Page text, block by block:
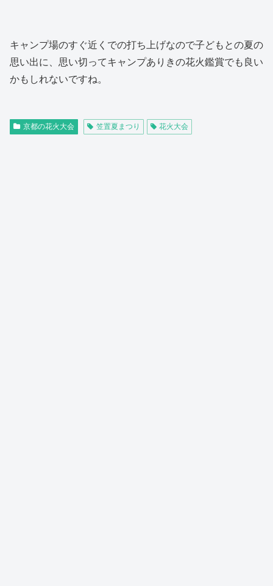
キャンプ場のすぐ近くでの打ち上げなので子どもとの夏の
思い出に、思い切ってキャンプありきの花火鑑賞でも良い
かもしれないですね。
京都の花火大会 笠置夏まつり 花火大会